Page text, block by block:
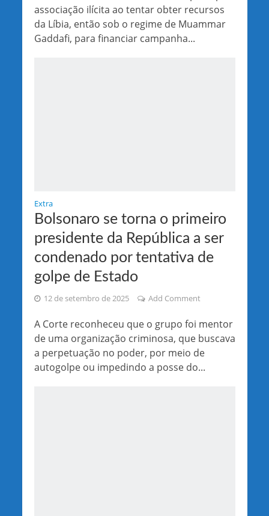
associação ilícita ao tentar obter recursos
da Líbia, então sob o regime de Muammar
Gaddafi, para financiar campanha...
Extra
Bolsonaro se torna o primeiro
presidente da República a ser
condenado por tentativa de
golpe de Estado
12 de setembro de 2025 Add Comment
A Corte reconheceu que o grupo foi mentor
de uma organização criminosa, que buscava
a perpetuação no poder, por meio de
autogolpe ou impedindo a posse do...